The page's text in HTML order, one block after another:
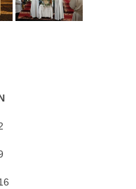
Ap 2019
2019
2019